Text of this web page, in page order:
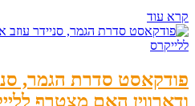
קרא עוד
פודקאסט סדרת הגמר,
ודארווין האם מצטרף